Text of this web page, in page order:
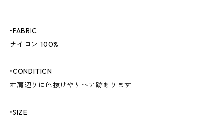
•FABRIC
ナイロン 100%
•CONDITION
右肩辺りに色抜けやリペア跡あります
•SIZE